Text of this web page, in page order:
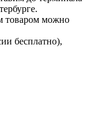
товаром можно
бесплатно),